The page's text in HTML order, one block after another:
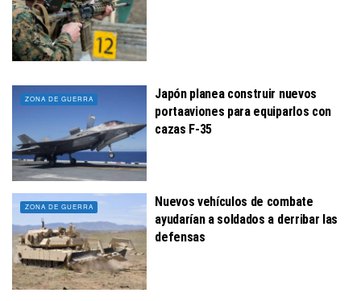
ZONA DE GUERRA
Japón planea construir nuevos
portaaviones para equiparlos con
cazas F-35
ZONA DE GUERRA
Nuevos vehículos de combate
ayudarían a soldados a derribar las
defensas